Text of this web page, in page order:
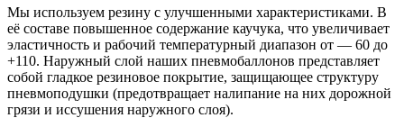
Мы используем резину с улучшенными характеристиками. В
её составе повышенное содержание каучука, что увеличивает
эластичность и рабочий температурный диапазон от — 60 до
+110. Наружный слой наших пневмобаллонов представляет
собой гладкое резиновое покрытие, защищающее структуру
пневмоподушки (предотвращает налипание на них дорожной
грязи и иссушения наружного слоя).